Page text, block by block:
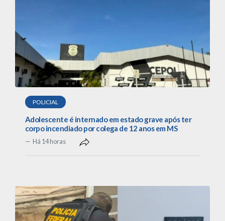
POLICIAL
Adolescente é internado em estado grave após ter
corpo incendiado por colega de 12 anos em MS
Há 14 horas